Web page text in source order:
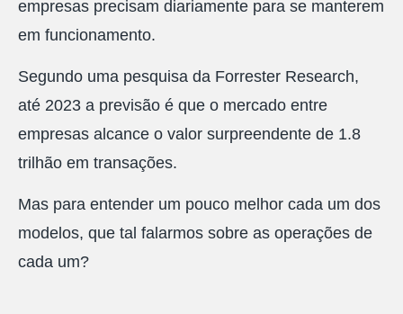
empresas precisam diariamente para se manterem
em funcionamento.
Segundo uma pesquisa da Forrester Research,
até 2023 a previsão é que o mercado entre
empresas alcance o valor surpreendente de 1.8
trilhão em transações.
Mas para entender um pouco melhor cada um dos
modelos, que tal falarmos sobre as operações de
cada um?